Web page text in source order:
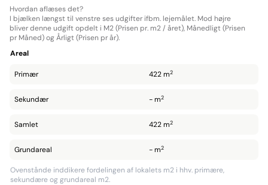
Hvordan aflæses det?
I bjælken længst til venstre ses udgifter ifbm. lejemålet. Mod højre
bliver denne udgift opdelt i M2 (Prisen pr. m2 / året), Månedligt (Prisen
pr Måned) og Årligt (Prisen pr år).
Areal
Primær 422 m2
Sekundær - m2
Samlet 422 m2
Grundareal - m2
Ovenstånde inddikere fordelingen af lokalets m2 i hhv. primære,
sekundære og grundareal m2.